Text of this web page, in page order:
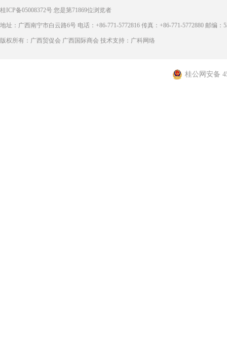
桂ICP备05008372号 您是第71869位浏览者
地址：广西南宁市白云路6号 电话：+86-771-5772816 传真：+86-771-5772880 邮编：
版权所有：广西贸促会 广西国际商会 技术支持：广科网络
桂公网安备